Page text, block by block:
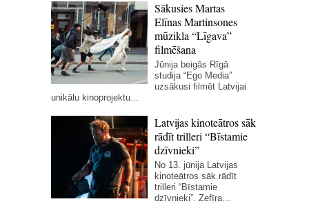
Sākusies Martas
Elīnas Martinsones
mūzikla “Līgava”
filmēšana
Jūnija beigās Rīgā
studija “Ego Media”
uzsākusi filmēt Latvijai
unikālu kinoprojektu...
Latvijas kinoteātros sāk
rādīt trilleri “Bīstamie
dzīvnieki”
No 13. jūnija Latvijas
kinoteātros sāk rādīt
trilleri “Bīstamie
dzīvnieki”. Zefīra...